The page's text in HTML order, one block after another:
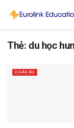
Thẻ: du học
CHÂU ÂU